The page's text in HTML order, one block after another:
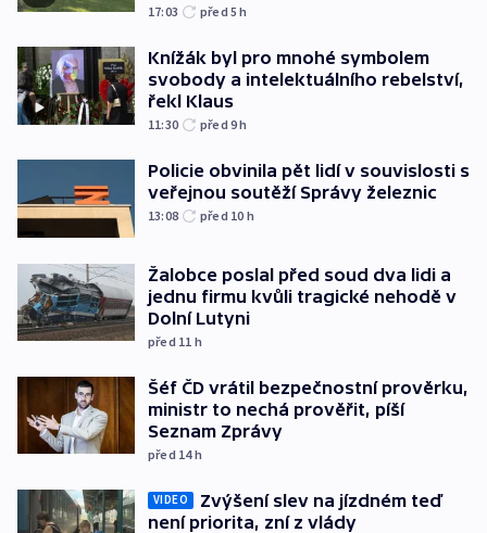
17:03 před 5h
Knížák byl pro mnohé symbolem
svobody a intelektuálního rebelství,
řekl Klaus
11:30 před 9h
Policie obvinila pět lidí v souvislosti s
veřejnou soutěží Správy železnic
13:08 před 10 h
Žalobce poslal před soud dva lidi a
jednu firmu kvůli tragické nehodě v
Dolní Lutyni
před 11 h
Šéf ČD vrátil bezpečnostní prověrku,
ministr to nechá prověřit, píší
Seznam Zprávy
před 14h
VIDEO
Zvýšení slev na jízdném teď
není priorita, zní z vlády